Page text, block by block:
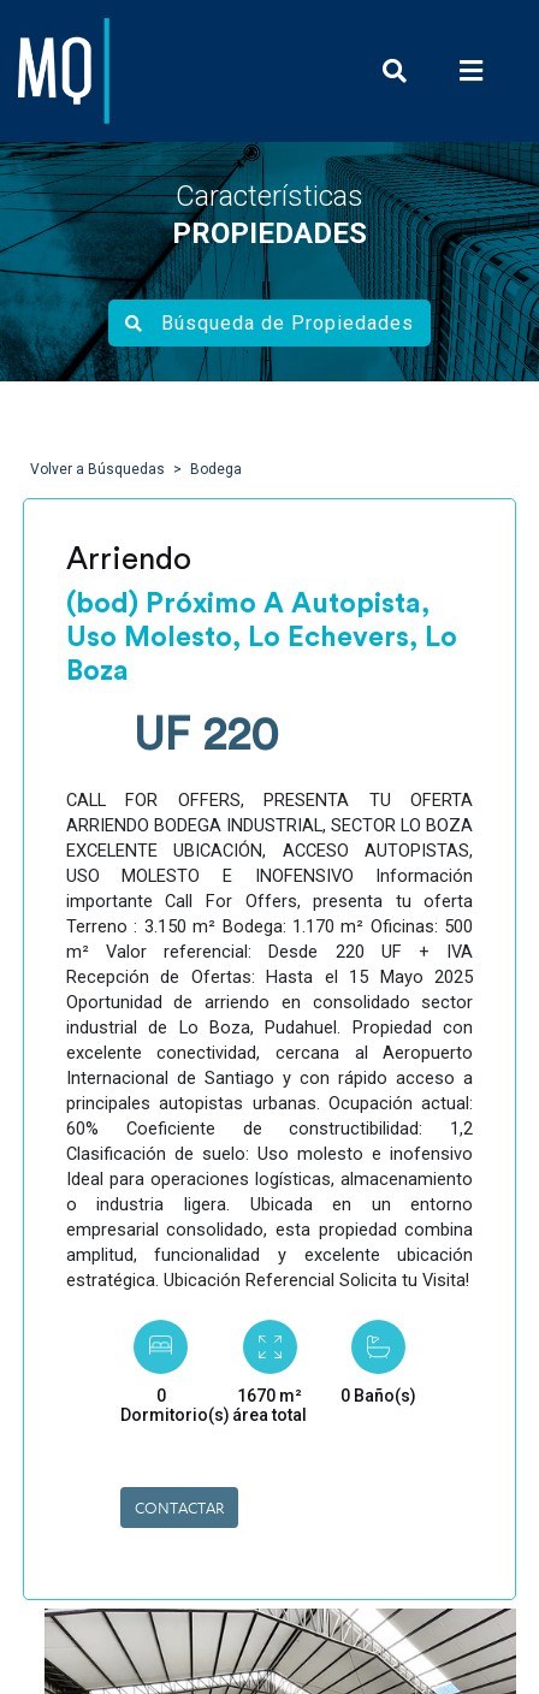
Características
PROPIEDADES
Búsqueda de Propiedades
Volver a Búsquedas Bodega
Arriendo
(bod) Próximo A Autopista,
Uso Molesto, Lo Echevers, Lo
Boza
UF 220
CALL FOR OFFERS, PRESENTA TU OFERTA
ARRIENDO BODEGA INDUSTRIAL, SECTOR LO BOZA
EXCELENTE UBICACIÓN, ACCESO AUTOPISTAS,
USO MOLESTO E INOFENSIVO Información
importante Call For Offers, presenta tu oferta
Terreno : 3.150 m² Bodega: 1.170 m² Oficinas: 500
m² Valor referencial: Desde 220 UF + IVA
Recepción de Ofertas: Hasta el 15 Mayo 2025
Oportunidad de arriendo en consolidado sector
industrial de Lo Boza, Pudahuel. Propiedad con
excelente conectividad, cercana al Aeropuerto
Internacional de Santiago y con rápido acceso a
principales autopistas urbanas. Ocupación actual:
60% Coeficiente de constructibilidad: 1,2
Clasificación de suelo: Uso molesto e inofensivo
Ideal para operaciones logísticas, almacenamiento
o industria ligera. Ubicada en un entorno
empresarial consolidado, esta propiedad combina
amplitud, funcionalidad y excelente ubicación
estratégica. Ubicación Referencial Solicita tu Visita!
0
Dormitorio(s)
1670 m²
área total
0 Baño(s)
CONTACTAR